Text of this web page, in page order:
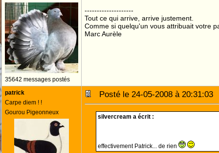
35642 messages postés
--------------------
Tout ce qui arrive, arrive justement.
Comme si quelqu'un vous attribuait votre
Marc Aurèle
patrick
Carpe diem ! !
Gourou Pigeonneux
Posté le 24-05-2008 à
silvercream a écrit :
effectivement Patrick... de rien